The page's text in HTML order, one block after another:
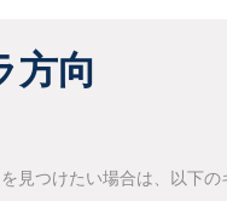
方向
見つけたい場合は、以下